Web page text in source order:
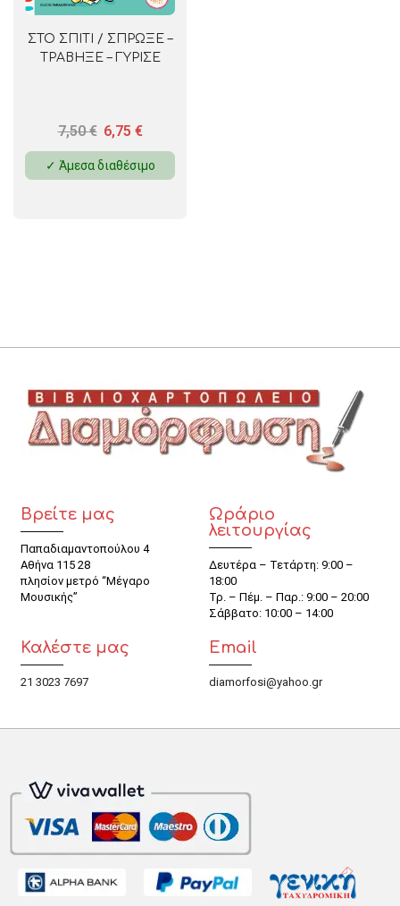
ΣΤΟ ΣΠΙΤΙ / ΣΠΡΩΞΕ –
ΤΡΑΒΗΞΕ – ΓΥΡΙΣΕ
7,50€ 6,75 €
✓ Άμεσα διαθέσιμο
Βρείτε μας
Παπαδιαμαντοπούλου 4
Αθήνα 115 28
πλησίον μετρό “Μέγαρο
Μουσικής”
Ωράριο
λειτουργίας
Δευτέρα – Τετάρτη: 9:00 –
18:00
Τρ. – Πέμ. – Παρ.: 9:00 – 20:00
Σάββατο: 10:00 – 14:00
Καλέστε μας
21 3023 7697
Email
diamorfosi@yahoo.gr